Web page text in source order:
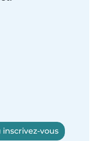
inscrivez-vous